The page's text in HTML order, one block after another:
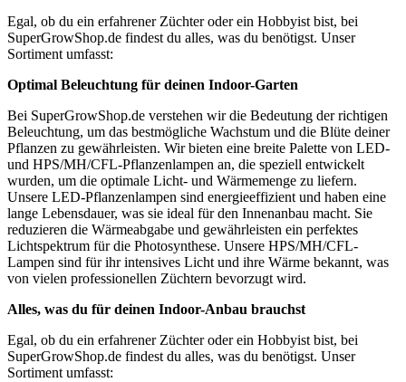
Egal, ob du ein erfahrener Züchter oder ein Hobbyist bist, bei
SuperGrowShop.de findest du alles, was du benötigst. Unser
Sortiment umfasst:
Optimal Beleuchtung für deinen Indoor-Garten
Bei SuperGrowShop.de verstehen wir die Bedeutung der richtigen
Beleuchtung, um das bestmögliche Wachstum und die Blüte deiner
Pflanzen zu gewährleisten. Wir bieten eine breite Palette von LED-
und HPS/MH/CFL-Pflanzenlampen an, die speziell entwickelt
wurden, um die optimale Licht- und Wärmemenge zu liefern.
Unsere LED-Pflanzenlampen sind energieeffizient und haben eine
lange Lebensdauer, was sie ideal für den Innenanbau macht. Sie
reduzieren die Wärmeabgabe und gewährleisten ein perfektes
Lichtspektrum für die Photosynthese. Unsere HPS/MH/CFL-
Lampen sind für ihr intensives Licht und ihre Wärme bekannt, was
von vielen professionellen Züchtern bevorzugt wird.
Alles, was du für deinen Indoor-Anbau brauchst
Egal, ob du ein erfahrener Züchter oder ein Hobbyist bist, bei
SuperGrowShop.de findest du alles, was du benötigst. Unser
Sortiment umfasst: